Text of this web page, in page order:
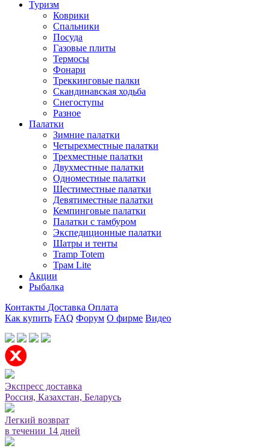
Туризм
Коврики
Спальники
Посуда
Газовые плиты
Термосы
Фонари
Треккинговые палки
Скандинавская ходьба
Снегоступы
Разное
Палатки
Зимние палатки
Четырехместные палатки
Трехместные палатки
Двухместные палатки
Одноместные палатки
Шестиместные палатки
Девятиместные палатки
Кемпинговые палатки
Палатки с тамбуром
Экспедиционные палатки
Шатры и тенты
Tramp Totem
Трам Lite
Акции
Рыбалка
Контакты Доставка Оплата
Как купить FAQ Форум О фирме Видео
Экспресс доставка
Россия, Казахстан, Беларусь
Легкий возврат
в течении 14 дней